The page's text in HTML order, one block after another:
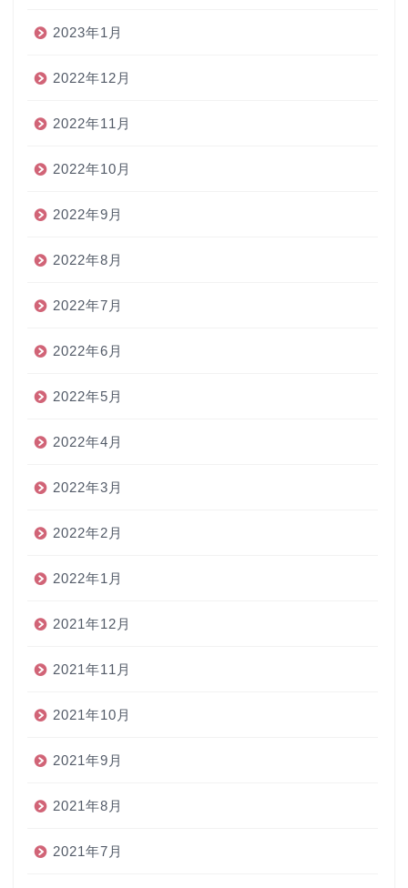
2023年1月
2022年12月
2022年11月
2022年10月
2022年9月
2022年8月
2022年7月
2022年6月
2022年5月
2022年4月
2022年3月
2022年2月
2022年1月
2021年12月
2021年11月
2021年10月
2021年9月
2021年8月
2021年7月